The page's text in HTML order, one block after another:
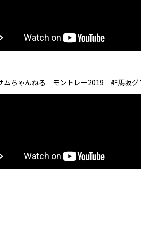
ムちゃんねる モントレー2019 群馬坂グ